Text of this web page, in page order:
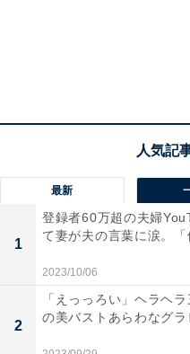
最新
1
登録者60万超の夫婦
て妻が夫の言葉に涙。
2023/10/06
2
「えっっろい」ヘラヘ
の美バストあらわなグ